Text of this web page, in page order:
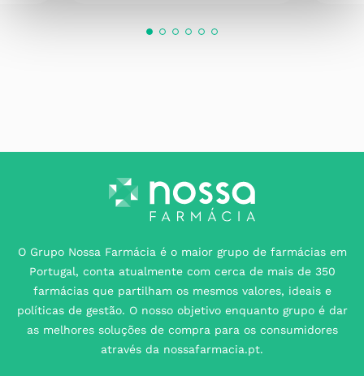
O Grupo Nossa Farmácia é o maior grupo de farmácias em
Portugal, conta atualmente com cerca de mais de 350
farmácias que partilham os mesmos valores, ideais e
políticas de gestão. O nosso objetivo enquanto grupo é dar
as melhores soluções de compra para os consumidores
através da nossafarmacia.pt.